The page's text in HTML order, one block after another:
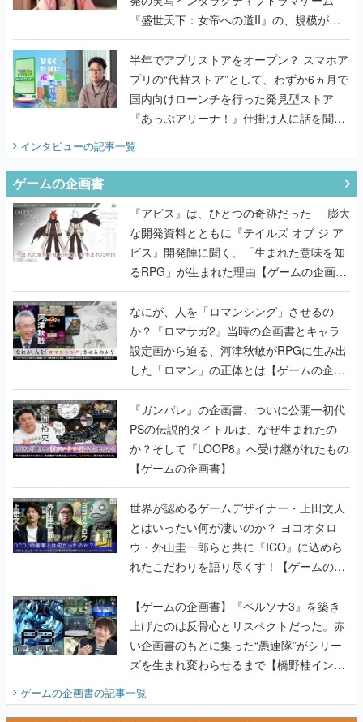
『盛世天下：女帝への道II』の、規模が違
うこだわりをプロデューサーに聞いた
半年でアプリストアをオープン？ スマホア
プリの“代替ストア”として、わずか6ヵ月で
国内向けローンチを行った発見型ストア
『あっぷアリーナ！』仕掛け人に話を聞い
てみた
インタビューの記事一覧
ゲームの企画書
『アビス』は、ひとつの奇跡だった──膨大
な開発資料とともに『テイルズ オブ ジ ア
ビス』開発陣に聞く、「生まれた意味を知
るRPG」が生まれた理由【ゲームの企画
書】
なにが、人を「ロマンシング」させるの
か？『ロマサガ2』当時の企画書とキャラ
設定画から迫る、河津秋敏がRPGに生み出
した「ロマン」の正体とは【ゲームの企画
書】
『ガンパレ』の企画書、ついに公開━初代
PSの伝説的タイトルは、なぜ生まれたの
か？そして『LOOP8』へ受け継がれたもの
【ゲームの企画書】
世界が認めるゲームデザイナー・上田文人
とはいったい何が凄いのか？ ヨコオタロ
ウ・外山圭一郎らと共に『ICO』に込めら
れたこだわりを語り尽くす！【ゲームの企
画書】
【ゲームの企画書】『ペルソナ3』を築き
上げたのは反骨心とリスペクトだった。赤
い企画書のもとに集った“愚連隊”がシリー
ズを生まれ変わらせるまで【橋野桂インタ
ビュー】
ゲームの企画書の記事一覧